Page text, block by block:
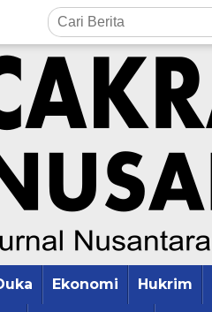
Ekonomi Hukrim